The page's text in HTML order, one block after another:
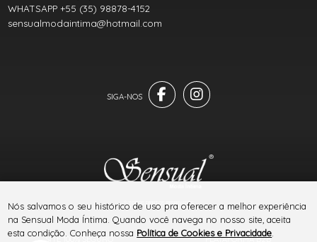
SITE 100% SEGURO PLATAFORMA B2B
WHATSAPP +55 (35) 98878-4152
sensualmodaintima@hotmail.com
® TODOS DIREITOS RESERVADOS
Nós salvamos o seu histórico de uso pra oferecer a melhor experiência
na Sensual Moda Íntima. Quando você navega no nosso site, aceita
esta condição. Conheça nossa Política de Cookies e Privacidade